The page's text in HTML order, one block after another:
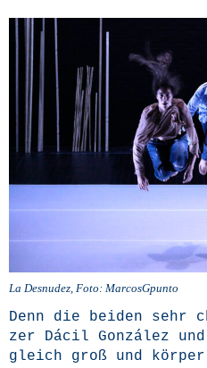
La Des­nu­dez, Foto: MarcosGpunto
Denn die bei­den sehr
zer Dácil Gon­zá­lez
gleich groß und